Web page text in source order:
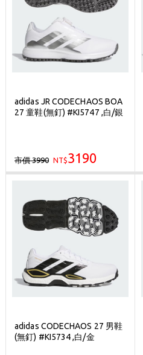
adidas JR CODECHAOS BOA
27 童鞋(無釘) #KI5747 ,白/銀
市價 3990 NT$3190
adidas CODECHAOS 27 男鞋
(無釘) #KI5734 ,白/金